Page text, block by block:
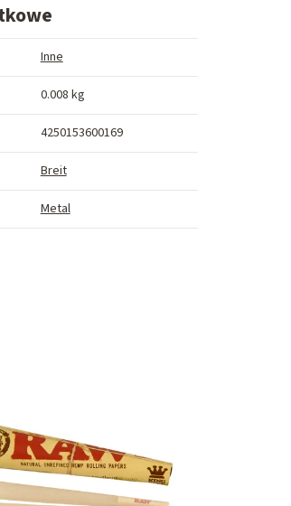
Inne
0.008 kg
4250153600169
Breit
Metal